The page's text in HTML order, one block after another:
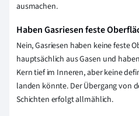
ausmachen.
Haben Gasriesen feste
Nein, Gasriesen haben keine feste
hauptsächlich aus Gasen und
Kern tief im Inneren, aber keine
landen könnte. Der Übergang von
Schichten erfolgt allmählich.